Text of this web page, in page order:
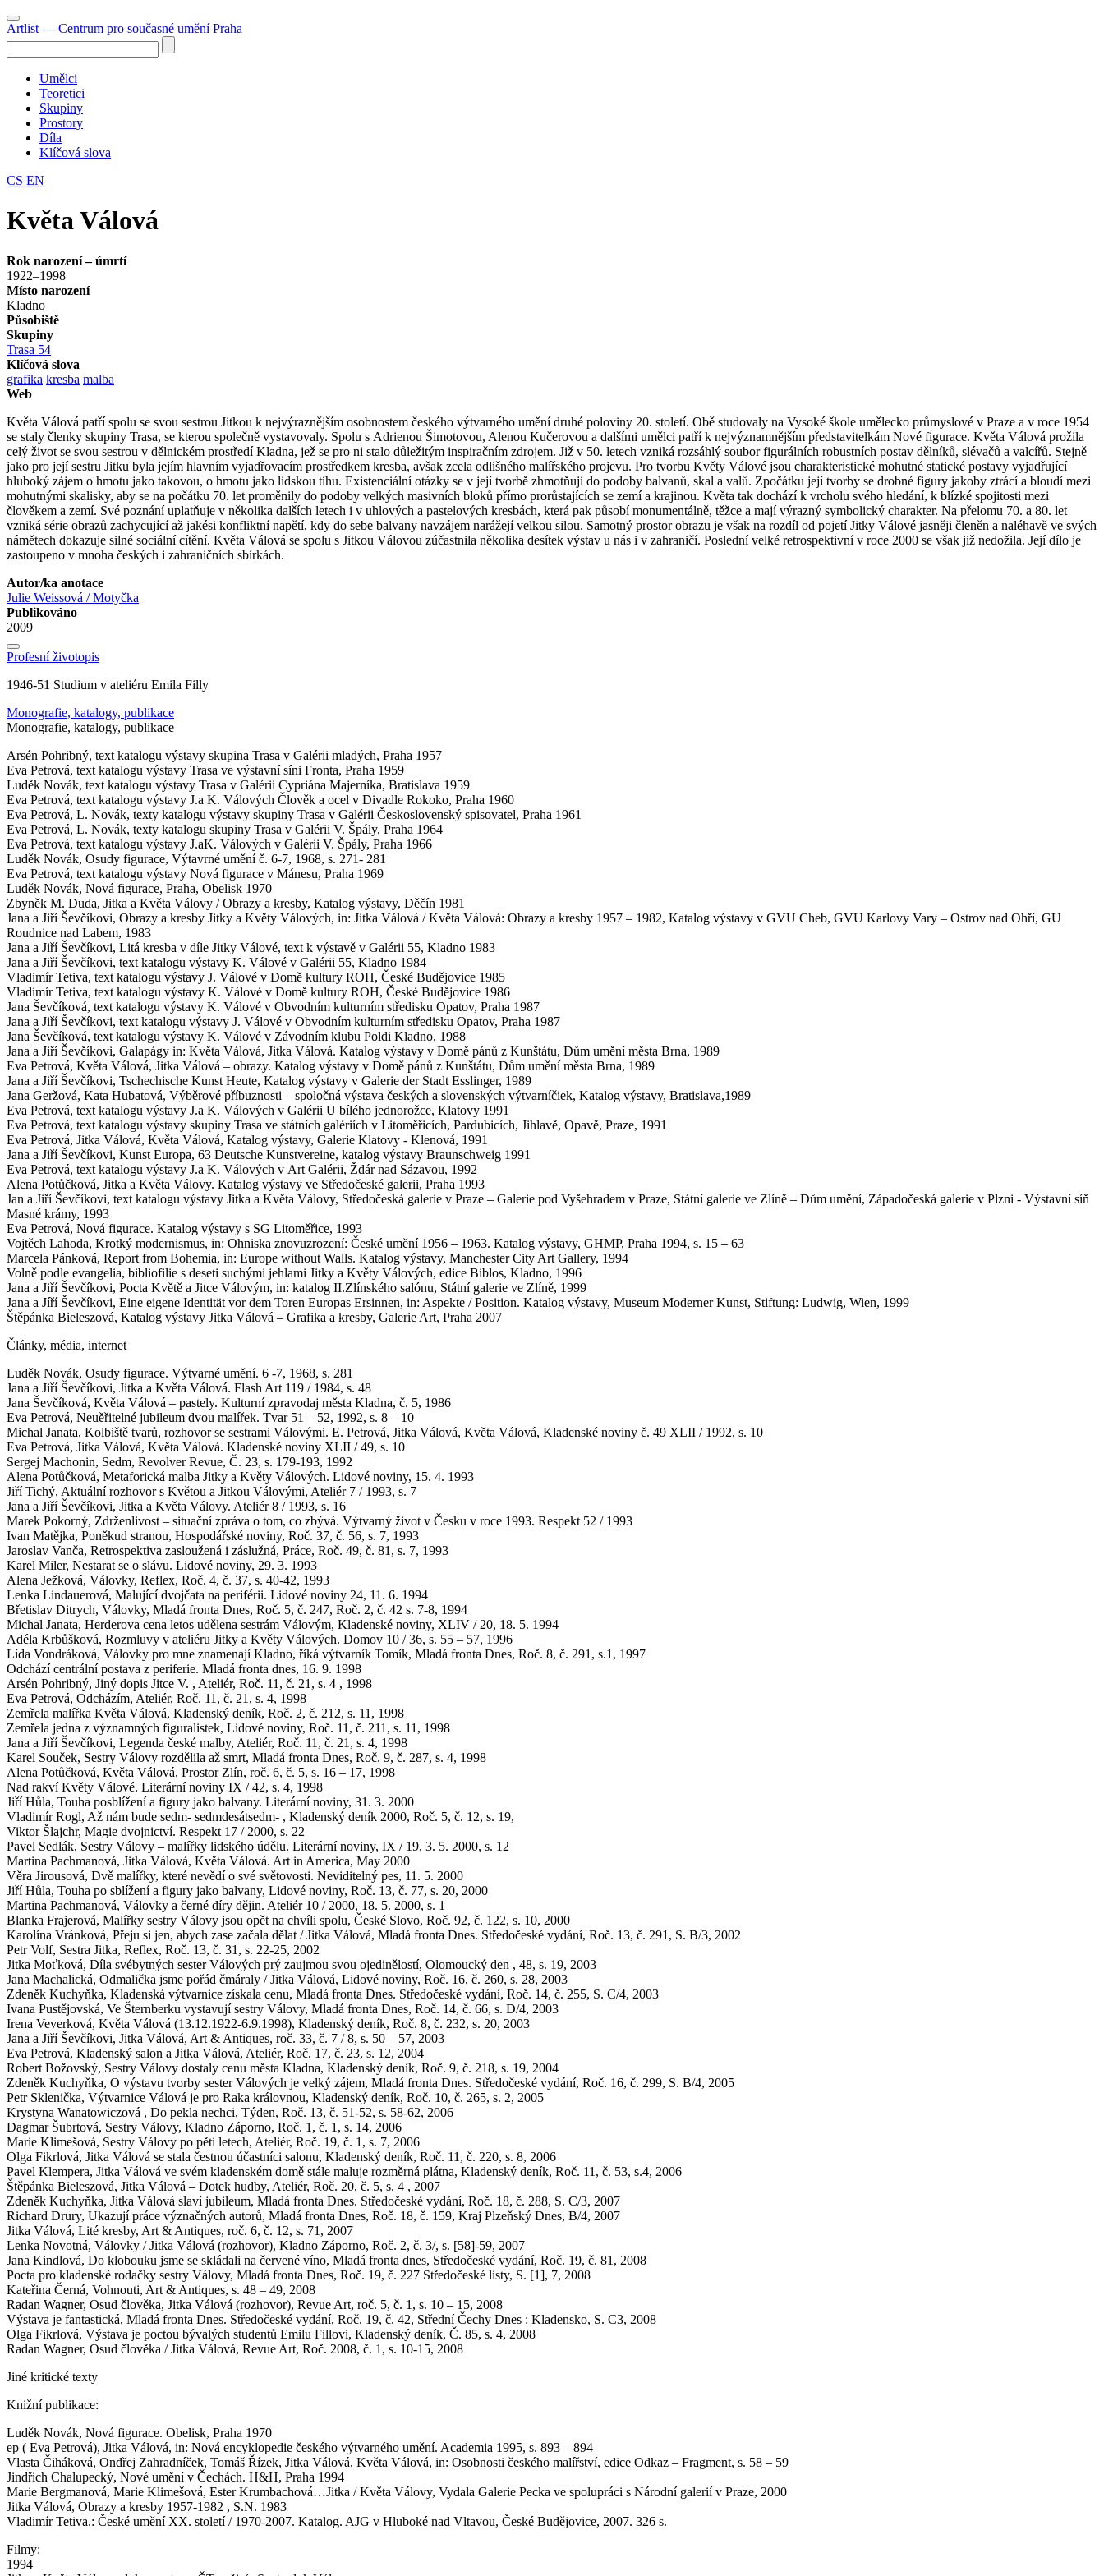
Artlist — Centrum pro současné umění Praha
Umělci
Teoretici
Skupiny
Prostory
Díla
Klíčová slova
CS EN
Květa Válová
Rok narození – úmrtí
1922–1998
Místo narození
Kladno
Působiště
Skupiny
Trasa 54
Klíčová slova
grafika kresba malba
Web
Květa Válová patří spolu se svou sestrou Jitkou k nejvýraznějším osobnostem českého výtvarného umění druhé poloviny 20. století. Obě studovaly na Vysoké škole umělecko průmyslové v Praze a v roce 1954
se staly členky skupiny Trasa, se kterou společně vystavovaly. Spolu s Adrienou Šimotovou, Alenou Kučerovou a dalšími umělci patří k nejvýznamnějším představitelkám Nové figurace. Květa Válová prožila
celý život se svou sestrou v dělnickém prostředí Kladna, jež se pro ni stalo důležitým inspiračním zdrojem. Již v 50. letech vzniká rozsáhlý soubor figurálních robustních postav dělníků, slévačů a valcířů. Stejně
jako pro její sestru Jitku byla jejím hlavním vyjadřovacím prostředkem kresba, avšak zcela odlišného malířského projevu. Pro tvorbu Květy Válové jsou charakteristické mohutné statické postavy vyjadřující
hluboký zájem o hmotu jako takovou, o hmotu jako lidskou tíhu. Existenciální otázky se v její tvorbě zhmotňují do podoby balvanů, skal a valů. Zpočátku její tvorby se drobné figury jakoby ztrácí a bloudí mezi
mohutnými skalisky, aby se na počátku 70. let proměnily do podoby velkých masivních bloků přímo prorůstajících se zemí a krajinou. Květa tak dochází k vrcholu svého hledání, k blízké spojitosti mezi
člověkem a zemí. Své poznání uplatňuje v několika dalších letech i v uhlových a pastelových kresbách, která pak působí monumentálně, těžce a mají výrazný symbolický charakter. Na přelomu 70. a 80. let
vzniká série obrazů zachycující až jakési konfliktní napětí, kdy do sebe balvany navzájem narážejí velkou silou. Samotný prostor obrazu je však na rozdíl od pojetí Jitky Válové jasněji členěn a naléhavě ve svých
námětech dokazuje silné sociální cítění. Květa Válová se spolu s Jitkou Válovou zúčastnila několika desítek výstav u nás i v zahraničí. Poslední velké retrospektivní v roce 2000 se však již nedožila. Její dílo je
zastoupeno v mnoha českých i zahraničních sbírkách.
Autor/ka anotace
Julie Weissová / Motyčka
Publikováno
2009
Profesní životopis
1946-51 Studium v ateliéru Emila Filly
Monografie, katalogy, publikace
Monografie, katalogy, publikace
Arsén Pohribný, text katalogu výstavy skupina Trasa v Galérii mladých, Praha 1957
Eva Petrová, text katalogu výstavy Trasa ve výstavní síni Fronta, Praha 1959
Luděk Novák, text katalogu výstavy Trasa v Galérii Cypriána Majerníka, Bratislava 1959
Eva Petrová, text katalogu výstavy J.a K. Válových Člověk a ocel v Divadle Rokoko, Praha 1960
Eva Petrová, L. Novák, texty katalogu výstavy skupiny Trasa v Galérii Československý spisovatel, Praha 1961
Eva Petrová, L. Novák, texty katalogu skupiny Trasa v Galérii V. Špály, Praha 1964
Eva Petrová, text katalogu výstavy J.aK. Válových v Galérii V. Špály, Praha 1966
Luděk Novák, Osudy figurace, Výtavrné umění č. 6-7, 1968, s. 271- 281
Eva Petrová, text katalogu výstavy Nová figurace v Mánesu, Praha 1969
Luděk Novák, Nová figurace, Praha, Obelisk 1970
Zbyněk M. Duda, Jitka a Květa Válovy / Obrazy a kresby, Katalog výstavy, Děčín 1981
Jana a Jiří Ševčíkovi, Obrazy a kresby Jitky a Květy Válových, in: Jitka Válová / Květa Válová: Obrazy a kresby 1957 – 1982, Katalog výstavy v GVU Cheb, GVU Karlovy Vary – Ostrov nad Ohří, GU
Roudnice nad Labem, 1983
Jana a Jiří Ševčíkovi, Litá kresba v díle Jitky Válové, text k výstavě v Galérii 55, Kladno 1983
Jana a Jiří Ševčíkovi, text katalogu výstavy K. Válové v Galérii 55, Kladno 1984
Vladimír Tetiva, text katalogu výstavy J. Válové v Domě kultury ROH, České Budějovice 1985
Vladimír Tetiva, text katalogu výstavy K. Válové v Domě kultury ROH, České Budějovice 1986
Jana Ševčíková, text katalogu výstavy K. Válové v Obvodním kulturním středisku Opatov, Praha 1987
Jana a Jiří Ševčíkovi, text katalogu výstavy J. Válové v Obvodním kulturním středisku Opatov, Praha 1987
Jana Ševčíková, text katalogu výstavy K. Válové v Závodním klubu Poldi Kladno, 1988
Jana a Jiří Ševčíkovi, Galapágy in: Květa Válová, Jitka Válová. Katalog výstavy v Domě pánů z Kunštátu, Dům umění města Brna, 1989
Eva Petrová, Květa Válová, Jitka Válová – obrazy. Katalog výstavy v Domě pánů z Kunštátu, Dům umění města Brna, 1989
Jana a Jiří Ševčíkovi, Tschechische Kunst Heute, Katalog výstavy v Galerie der Stadt Esslinger, 1989
Jana Geržová, Kata Hubatová, Výběrové příbuznosti – spoločná výstava českých a slovenských výtvarníčiek, Katalog výstavy, Bratislava,1989
Eva Petrová, text katalogu výstavy J.a K. Válových v Galérii U bílého jednorožce, Klatovy 1991
Eva Petrová, text katalogu výstavy skupiny Trasa ve státních galériích v Litoměřicích, Pardubicích, Jihlavě, Opavě, Praze, 1991
Eva Petrová, Jitka Válová, Květa Válová, Katalog výstavy, Galerie Klatovy - Klenová, 1991
Jana a Jiří Ševčíkovi, Kunst Europa, 63 Deutsche Kunstvereine, katalog výstavy Braunschweig 1991
Eva Petrová, text katalogu výstavy J.a K. Válových v Art Galérii, Ždár nad Sázavou, 1992
Alena Potůčková, Jitka a Květa Válovy. Katalog výstavy ve Středočeské galerii, Praha 1993
Jan a Jiří Ševčíkovi, text katalogu výstavy Jitka a Květa Válovy, Středočeská galerie v Praze – Galerie pod Vyšehradem v Praze, Státní galerie ve Zlíně – Dům umění, Západočeská galerie v Plzni - Výstavní síň
Masné krámy, 1993
Eva Petrová, Nová figurace. Katalog výstavy s SG Litoměřice, 1993
Vojtěch Lahoda, Krotký modernismus, in: Ohniska znovuzrození: České umění 1956 – 1963. Katalog výstavy, GHMP, Praha 1994, s. 15 – 63
Marcela Pánková, Report from Bohemia, in: Europe without Walls. Katalog výstavy, Manchester City Art Gallery, 1994
Volně podle evangelia, bibliofilie s deseti suchými jehlami Jitky a Květy Válových, edice Biblos, Kladno, 1996
Jana a Jiří Ševčíkovi, Pocta Květě a Jitce Válovým, in: katalog II.Zlínského salónu, Státní galerie ve Zlíně, 1999
Jana a Jíří Ševčíkovi, Eine eigene Identität vor dem Toren Europas Ersinnen, in: Aspekte / Position. Katalog výstavy, Museum Moderner Kunst, Stiftung: Ludwig, Wien, 1999
Štěpánka Bieleszová, Katalog výstavy Jitka Válová – Grafika a kresby, Galerie Art, Praha 2007
Články, média, internet
Luděk Novák, Osudy figurace. Výtvarné umění. 6 -7, 1968, s. 281
Jana a Jiří Ševčíkovi, Jitka a Květa Válová. Flash Art 119 / 1984, s. 48
Jana Ševčíková, Květa Válová – pastely. Kulturní zpravodaj města Kladna, č. 5, 1986
Eva Petrová, Neuěřitelné jubileum dvou malířek. Tvar 51 – 52, 1992, s. 8 – 10
Michal Janata, Kolbiště tvarů, rozhovor se sestrami Válovými. E. Petrová, Jitka Válová, Květa Válová, Kladenské noviny č. 49 XLII / 1992, s. 10
Eva Petrová, Jitka Válová, Květa Válová. Kladenské noviny XLII / 49, s. 10
Sergej Machonin, Sedm, Revolver Revue, Č. 23, s. 179-193, 1992
Alena Potůčková, Metaforická malba Jitky a Květy Válových. Lidové noviny, 15. 4. 1993
Jiří Tichý, Aktuální rozhovor s Květou a Jitkou Válovými, Ateliér 7 / 1993, s. 7
Jana a Jiří Ševčíkovi, Jitka a Květa Válovy. Ateliér 8 / 1993, s. 16
Marek Pokorný, Zdrženlivost – situační zpráva o tom, co zbývá. Výtvarný život v Česku v roce 1993. Respekt 52 / 1993
Ivan Matějka, Poněkud stranou, Hospodářské noviny, Roč. 37, č. 56, s. 7, 1993
Jaroslav Vanča, Retrospektiva zasloužená i záslužná, Práce, Roč. 49, č. 81, s. 7, 1993
Karel Miler, Nestarat se o slávu. Lidové noviny, 29. 3. 1993
Alena Ježková, Válovky, Reflex, Roč. 4, č. 37, s. 40-42, 1993
Lenka Lindauerová, Malující dvojčata na periférii. Lidové noviny 24, 11. 6. 1994
Břetislav Ditrych, Válovky, Mladá fronta Dnes, Roč. 5, č. 247, Roč. 2, č. 42 s. 7-8, 1994
Michal Janata, Herderova cena letos udělena sestrám Válovým, Kladenské noviny, XLIV / 20, 18. 5. 1994
Adéla Krbůšková, Rozmluvy v ateliéru Jitky a Květy Válových. Domov 10 / 36, s. 55 – 57, 1996
Lída Vondráková, Válovky pro mne znamenají Kladno, říká výtvarník Tomík, Mladá fronta Dnes, Roč. 8, č. 291, s.1, 1997
Odchází centrální postava z periferie. Mladá fronta dnes, 16. 9. 1998
Arsén Pohribný, Jiný dopis Jitce V. , Ateliér, Roč. 11, č. 21, s. 4 , 1998
Eva Petrová, Odcházím, Ateliér, Roč. 11, č. 21, s. 4, 1998
Zemřela malířka Květa Válová, Kladenský deník, Roč. 2, č. 212, s. 11, 1998
Zemřela jedna z významných figuralistek, Lidové noviny, Roč. 11, č. 211, s. 11, 1998
Jana a Jiří Ševčíkovi, Legenda české malby, Ateliér, Roč. 11, č. 21, s. 4, 1998
Karel Souček, Sestry Válovy rozdělila až smrt, Mladá fronta Dnes, Roč. 9, č. 287, s. 4, 1998
Alena Potůčková, Květa Válová, Prostor Zlín, roč. 6, č. 5, s. 16 – 17, 1998
Nad rakví Květy Válové. Literární noviny IX / 42, s. 4, 1998
Jiří Hůla, Touha posblížení a figury jako balvany. Literární noviny, 31. 3. 2000
Vladimír Rogl, Až nám bude sedm- sedmdesátsedm- , Kladenský deník 2000, Roč. 5, č. 12, s. 19,
Viktor Šlajchr, Magie dvojnictví. Respekt 17 / 2000, s. 22
Pavel Sedlák, Sestry Válovy – malířky lidského údělu. Literární noviny, IX / 19, 3. 5. 2000, s. 12
Martina Pachmanová, Jitka Válová, Květa Válová. Art in America, May 2000
Věra Jirousová, Dvě malířky, které nevědí o své světovosti. Neviditelný pes, 11. 5. 2000
Jiří Hůla, Touha po sblížení a figury jako balvany, Lidové noviny, Roč. 13, č. 77, s. 20, 2000
Martina Pachmanová, Válovky a černé díry dějin. Ateliér 10 / 2000, 18. 5. 2000, s. 1
Blanka Frajerová, Malířky sestry Válovy jsou opět na chvíli spolu, České Slovo, Roč. 92, č. 122, s. 10, 2000
Karolína Vránková, Přeju si jen, abych zase začala dělat / Jitka Válová, Mladá fronta Dnes. Středočeské vydání, Roč. 13, č. 291, S. B/3, 2002
Petr Volf, Sestra Jitka, Reflex, Roč. 13, č. 31, s. 22-25, 2002
Jitka Moťková, Díla svébytných sester Válových prý zaujmou svou ojedinělostí, Olomoucký den , 48, s. 19, 2003
Jana Machalická, Odmalička jsme pořád čmáraly / Jitka Válová, Lidové noviny, Roč. 16, č. 260, s. 28, 2003
Zdeněk Kuchyňka, Kladenská výtvarnice získala cenu, Mladá fronta Dnes. Středočeské vydání, Roč. 14, č. 255, S. C/4, 2003
Ivana Pustějovská, Ve Šternberku vystavují sestry Válovy, Mladá fronta Dnes, Roč. 14, č. 66, s. D/4, 2003
Irena Veverková, Květa Válová (13.12.1922-6.9.1998), Kladenský deník, Roč. 8, č. 232, s. 20, 2003
Jana a Jiří Ševčíkovi, Jitka Válová, Art & Antiques, roč. 33, č. 7 / 8, s. 50 – 57, 2003
Eva Petrová, Kladenský salon a Jitka Válová, Ateliér, Roč. 17, č. 23, s. 12, 2004
Robert Božovský, Sestry Válovy dostaly cenu města Kladna, Kladenský deník, Roč. 9, č. 218, s. 19, 2004
Zdeněk Kuchyňka, O výstavu tvorby sester Válových je velký zájem, Mladá fronta Dnes. Středočeské vydání, Roč. 16, č. 299, S. B/4, 2005
Petr Sklenička, Výtvarnice Válová je pro Raka královnou, Kladenský deník, Roč. 10, č. 265, s. 2, 2005
Krystyna Wanatowiczová , Do pekla nechci, Týden, Roč. 13, č. 51-52, s. 58-62, 2006
Dagmar Šubrtová, Sestry Válovy, Kladno Záporno, Roč. 1, č. 1, s. 14, 2006
Marie Klimešová, Sestry Válovy po pěti letech, Ateliér, Roč. 19, č. 1, s. 7, 2006
Olga Fikrlová, Jitka Válová se stala čestnou účastníci salonu, Kladenský deník, Roč. 11, č. 220, s. 8, 2006
Pavel Klempera, Jitka Válová ve svém kladenském domě stále maluje rozměrná plátna, Kladenský deník, Roč. 11, č. 53, s.4, 2006
Štěpánka Bieleszová, Jitka Válová – Dotek hudby, Ateliér, Roč. 20, č. 5, s. 4 , 2007
Zdeněk Kuchyňka, Jitka Válová slaví jubileum, Mladá fronta Dnes. Středočeské vydání, Roč. 18, č. 288, S. C/3, 2007
Richard Drury, Ukazují práce význačných autorů, Mladá fronta Dnes, Roč. 18, č. 159, Kraj Plzeňský Dnes, B/4, 2007
Jitka Válová, Lité kresby, Art & Antiques, roč. 6, č. 12, s. 71, 2007
Lenka Novotná, Válovky / Jitka Válová (rozhovor), Kladno Záporno, Roč. 2, č. 3/, s. [58]-59, 2007
Jana Kindlová, Do klobouku jsme se skládali na červené víno, Mladá fronta dnes, Středočeské vydání, Roč. 19, č. 81, 2008
Pocta pro kladenské rodačky sestry Válovy, Mladá fronta Dnes, Roč. 19, č. 227 Středočeské listy, S. [1], 7, 2008
Kateřina Černá, Vohnouti, Art & Antiques, s. 48 – 49, 2008
Radan Wagner, Osud člověka, Jitka Válová (rozhovor), Revue Art, roč. 5, č. 1, s. 10 – 15, 2008
Výstava je fantastická, Mladá fronta Dnes. Středočeské vydání, Roč. 19, č. 42, Střední Čechy Dnes : Kladensko, S. C3, 2008
Olga Fikrlová, Výstava je poctou bývalých studentů Emilu Fillovi, Kladenský deník, Č. 85, s. 4, 2008
Radan Wagner, Osud člověka / Jitka Válová, Revue Art, Roč. 2008, č. 1, s. 10-15, 2008
Jiné kritické texty
Knižní publikace:
Luděk Novák, Nová figurace. Obelisk, Praha 1970
ep ( Eva Petrová), Jitka Válová, in: Nová encyklopedie českého výtvarného umění. Academia 1995, s. 893 – 894
Vlasta Čiháková, Ondřej Zahradníček, Tomáš Řízek, Jitka Válová, Květa Válová, in: Osobnosti českého malířství, edice Odkaz – Fragment, s. 58 – 59
Jindřich Chalupecký, Nové umění v Čechách. H&H, Praha 1994
Marie Bergmanová, Marie Klimešová, Ester Krumbachová…Jitka / Květa Válovy, Vydala Galerie Pecka ve spolupráci s Národní galerií v Praze, 2000
Jitka Válová, Obrazy a kresby 1957-1982 , S.N. 1983
Vladimír Tetiva.: České umění XX. století / 1970-2007. Katalog. AJG v Hluboké nad Vltavou, České Budějovice, 2007. 326 s.
Filmy:
1994